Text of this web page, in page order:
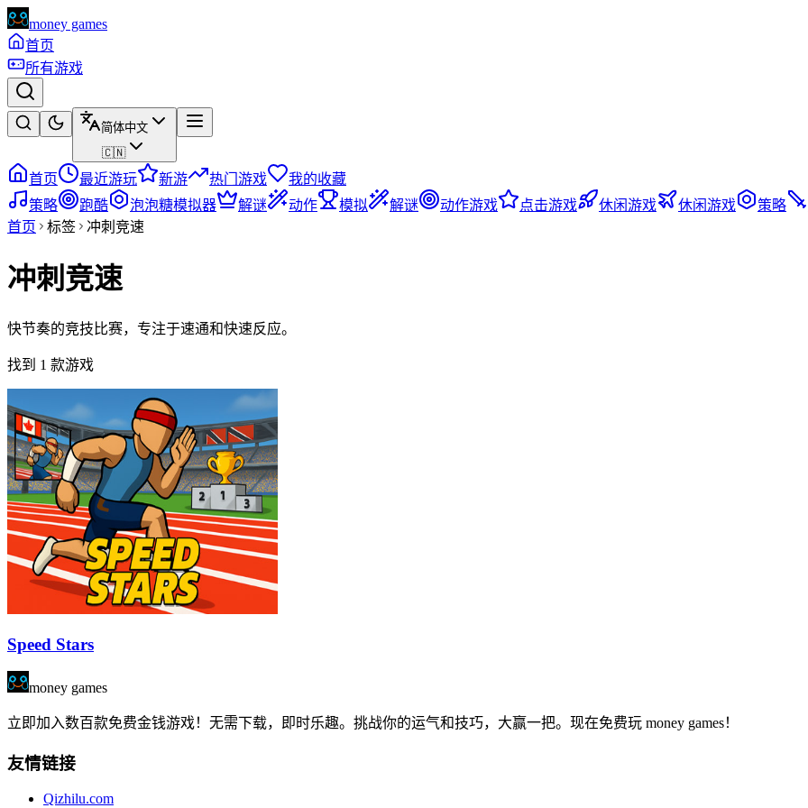
money games
首页
所有游戏
简体中文
🇨🇳
首页 最近游玩 新游 热门游戏
我的收藏
策略
跑酷 泡泡糖模拟器 解谜 动作 模拟 解谜 动作游戏 点击游戏 休闲游戏 休闲游戏 策略
首页
标签 冲刺竞速
冲刺竞速
快节奏的竞技比赛，专注于速通和快速反应。
找到 1 款游戏
Speed Stars
money games
立即加入数百款免费金钱游戏！无需下载，即时乐趣。挑战你的运气和技巧，大赢一把。现在免费玩 money games！
友情链接
Qizhilu.com